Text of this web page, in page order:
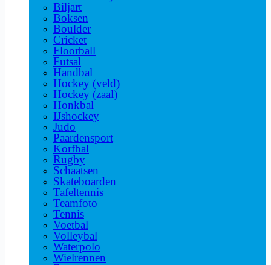
Biljart
Boksen
Boulder
Cricket
Floorball
Futsal
Handbal
Hockey (veld)
Hockey (zaal)
Honkbal
IJshockey
Judo
Paardensport
Korfbal
Rugby
Schaatsen
Skateboarden
Tafeltennis
Teamfoto
Tennis
Voetbal
Volleybal
Waterpolo
Wielrennen